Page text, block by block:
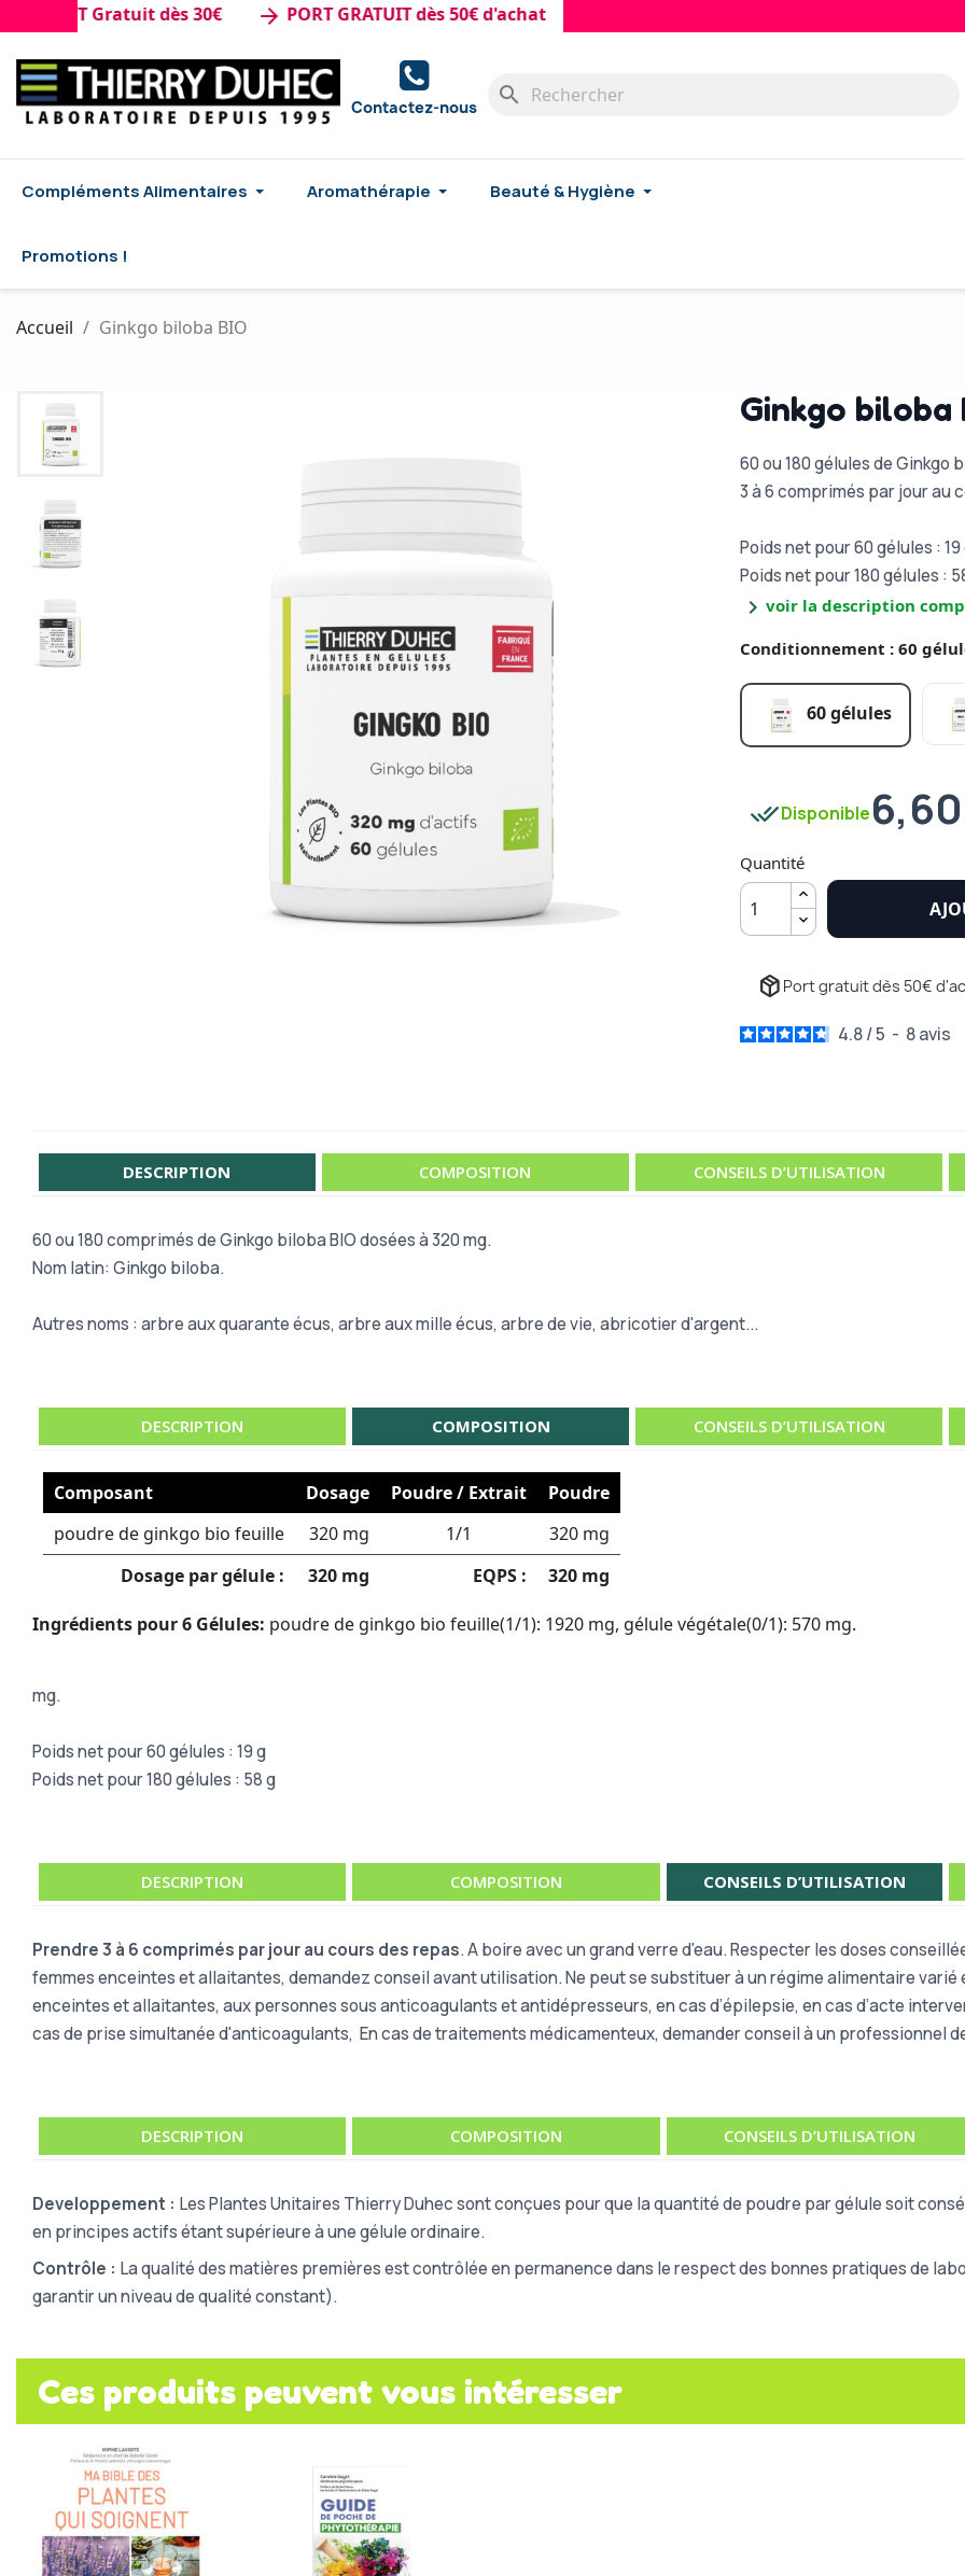
Gratuit dès 30€ arrow_forward PORT GRATUIT dès 50€ d'achat
Contactez-nous search
Compléments Alimentaires Aromathérapie Beauté & Hygiène
Promotions !
Accueil Ginkgo biloba BIO
Ginkgo biloba
60 ou 180 gélules de Ginkgo
3 à 6 comprimés par jour au
Poids net pour 60 gélules : 19
Poids net pour 180 gélules :
chevron_right voir la description
Conditionnement : 60
60 gélules
done_allDisponible
Quantité
package_2 Port gratuit dès 50€
4.8/5 - 8avis
DESCRIPTION COMPOSITION CONSEILS D’UTILISATION
60 ou180 comprimés de Ginkgo biloba BIO dosées à 320 mg.
Nom latin: Ginkgo biloba.
Autres noms : arbre aux quarante écus, arbre aux mille écus, arbre de vie, abricotier d'argent...
DESCRIPTION COMPOSITION CONSEILS D’UTILISATION
Composant Dosage Poudre / Extrait
Poudre
poudre de ginkgo bio feuille
320 mg 1/1
320 mg
Dosage par gélule :
320 mg EQPS : 320 mg
Ingrédients pour 6 Gélules: poudre de ginkgo bio feuille(1/1): 1920 mg, gélule végétale(0/1): 570 mg.
mg.
Poids net pour 60 gélules : 19 g
Poids net pour 180 gélules : 58 g
DESCRIPTION COMPOSITION CONSEILS D’UTILISATION
Prendre 3 à 6 comprimés par jour au cours des repas. A boire avec un grand verre d'eau. Respecter les doses
femmes enceintes et allaitantes, demandez conseil avant utilisation. Ne peut se substituer à un régime alimentaire varié
enceintes et allaitantes, aux personnes sous anticoagulants et antidépresseurs, en cas d’épilepsie, en cas d’acte
cas de prise simultanée d'anticoagulants, En cas de traitements médicamenteux, demander conseil à un professionnel
DESCRIPTION COMPOSITION CONSEILS D’UTILISATION
Developpement : Les Plantes Unitaires Thierry Duhec sont conçues pour que la quantité de poudre par gélule soit
en principes actifs étant supérieure à une gélule ordinaire.
Contrôle : La qualité des matières premières est contrôlée en permanence dans le respect des bonnes pratiques de
garantir un niveau de qualité constant).
Ces produits peuvent vous intéresser